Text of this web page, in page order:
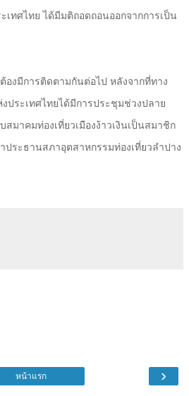
เทศไทย ได้มีมติถอดถอนออกจากการเป็น
องมีการติดตามกันต่อไป หลังจากที่ทาง
ประเทศไทยได้มีการประชุมช่วงปลาย
มาคมท่องเที่ยวเมืองง้าวเงินเป็นสมาชิก
ประธานสภาอุตสาหกรรมท่องเที่ยวลำปาง
›
หน้าแรก